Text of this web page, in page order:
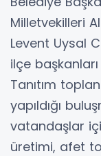
Milletvekilleri
Levent Uysal
ilçe
Tanıtım
yapıldığı
vatandaşlar
üretimi, afet